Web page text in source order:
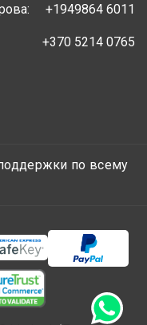
+1949864 6011
+370 5214 0765
по всему